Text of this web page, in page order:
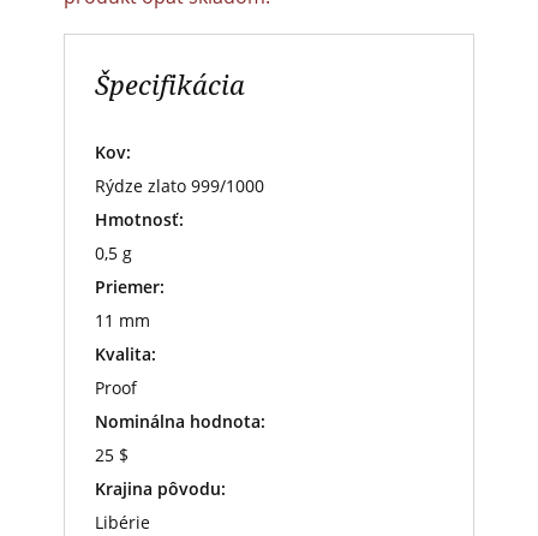
Špecifikácia
Kov:
Rýdze zlato 999/1000
Hmotnosť:
0,5 g
Priemer:
11 mm
Kvalita:
Proof
Nominálna hodnota:
25 $
Krajina pôvodu:
Libérie